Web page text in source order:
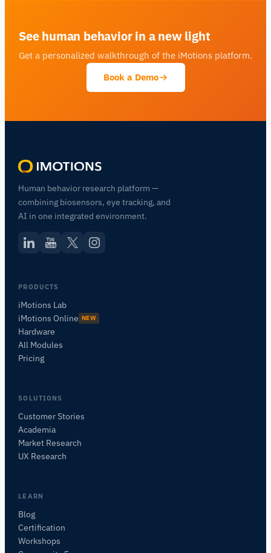
See human behavior in a new light
Get a personalized walkthrough of the iMotions platform.
Book a Demo
Human behavior research platform —
combining biosensors, eye tracking, and
AI in one integrated environment.
PRODUCTS
iMotions Lab
iMotions Online NEW
Hardware
All Modules
Pricing
SOLUTIONS
Customer Stories
Academia
Market Research
UX Research
LEARN
Blog
Certification
Workshops
研究方法、製品、センサー、SDK、リソースに
この記事について質問
この記事を要約